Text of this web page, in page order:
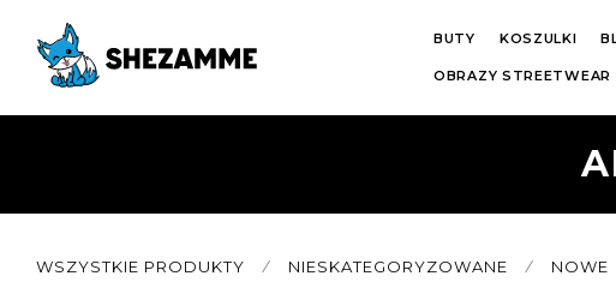
BUTY KOSZULKI
OBRAZY STREETWEAR
WSZYSTKIE PRODUKTY ⁄ NIESKATEGORYZOWANE ⁄ NOWE